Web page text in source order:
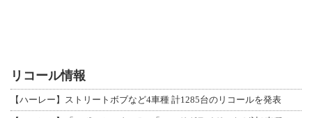
リコール情報
【ハーレー】ストリートボブなど4車種 計1285台のリコールを発表